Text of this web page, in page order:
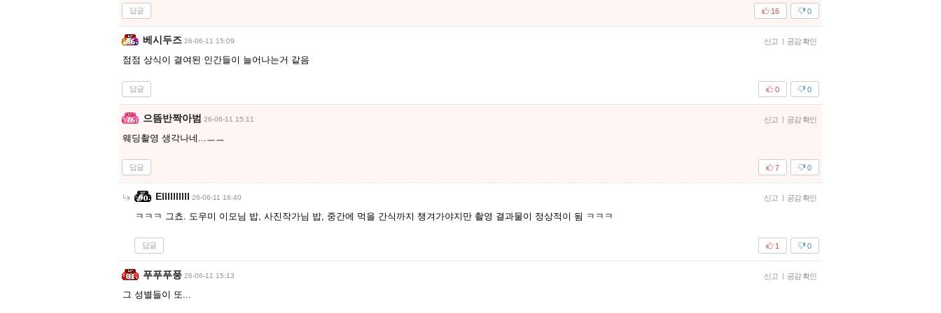
답글 0
16
베시두즈 26-06-11 15:09 신고 | 공감 확인
점점 상식이 결여된 인간들이 늘어나는거 같음
답글 0
0
으뜸반짝아범 26-06-11 15:11 신고 | 공감 확인
웨딩촬영 생각나네...ㅡㅡ
답글 0
7
Ellllllllll 26-06-11 16:40 신고 | 공감 확인
ㅋㅋㅋ 그쵸. 도우미 이모님 밥, 사진작가님 밥, 중간에 먹을 간식까지 챙겨가야지만 촬영 결과물이 정상적이 됨 ㅋㅋㅋ
답글 0
1
푸푸푸풍 26-06-11 15:13 신고 | 공감 확인
그 성별들이 또...